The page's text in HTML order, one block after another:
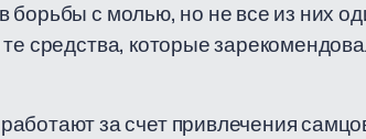
борьбы с молью, но не все из них
средства, которые
работают за счет привлечения